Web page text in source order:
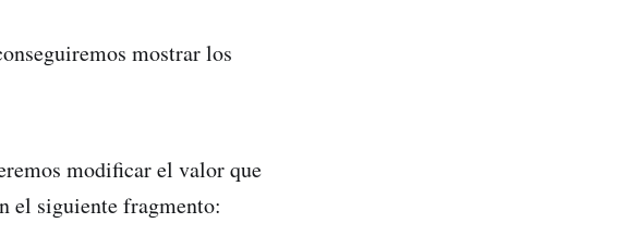
mostrar los
modificar el valor que
el siguiente fragmento: